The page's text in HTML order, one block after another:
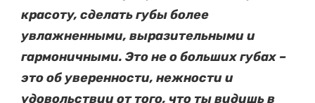
красоту, сделать губы более
увлажненными, выразительными и
гармоничными. Это не о больших губах –
это об уверенности, нежности и
удовольствии от того, что ты видишь в